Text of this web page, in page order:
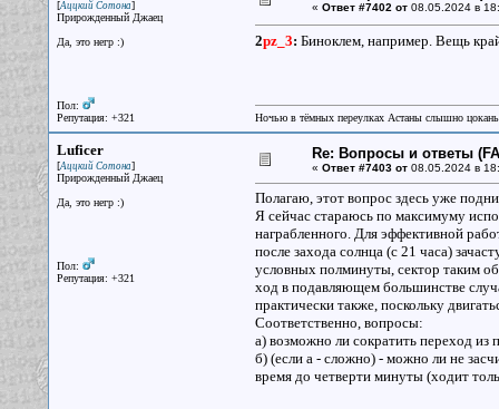
[Аццкий Сотона]
Прирожденный Джаец
Да, это негр :)
Пол:
Репутация: +321
« Ответ #7402 от08.05.2024 в
2pz_3: Биноклем, например. Вещь
Ночью в тёмных переулках Астаны слышно
Luficer
[Аццкий Сотона]
Прирожденный Джаец
Да, это негр :)
Пол:
Репутация: +321
Re: Вопросы и ответы
« Ответ #7403 от08.05.2024 в
Полагаю, этот вопрос здесь уже
Я сейчас стараюсь по максимуму
награбленного. Для эффективной
после захода солнца (с 21 часа)
условных полминуты, сектор таким
ход в подавляющем большинстве
практически также, поскольку
Соответственно, вопросы:
а) возможно ли сократить переход из
б) (если а - сложно) - можно ли не
время до четверти минуты (ходит